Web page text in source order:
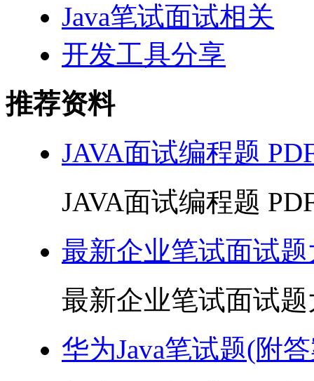
Java笔试面试相关
开发工具分享
推荐资料
JAVA面试编程题
JAVA面试编程题
最新企业笔试面试
最新企业笔试面试
华为Java笔试题(附